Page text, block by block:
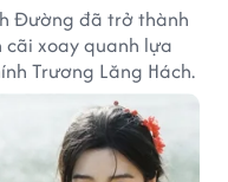
Đường đã trở thành
xoay quanh lựa
Trương Lăng Hách.